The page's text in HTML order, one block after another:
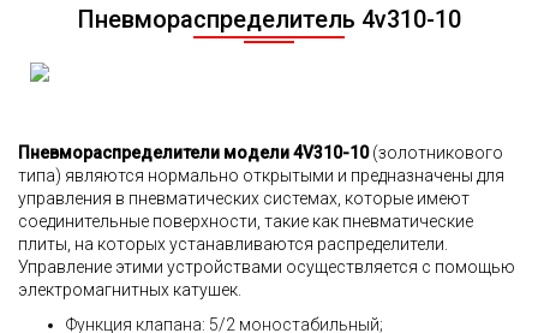
Пневмораспределитель 4v310-10
Пневмораспределители модели 4V310-10(золотникового
типа) являются нормально открытыми и предназначены для
управления в пневматических системах, которые имеют
соединительные поверхности, такие как пневматические
плиты, на которых устанавливаются распределители.
Управление этими устройствами осуществляется с помощью
электромагнитных катушек.
Функция клапана: 5/2 моностабильный;